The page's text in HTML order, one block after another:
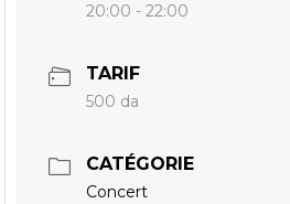
20:00 - 22:00
TARIF
500 da
CATÉGORIE
Concert